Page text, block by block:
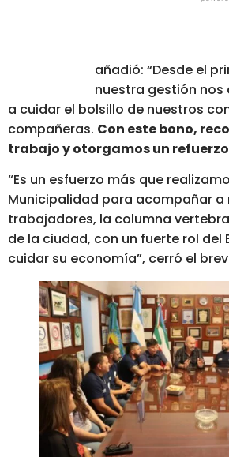
añadió: “Desde el
nuestra gestión
a cuidar el bolsillo de nuestros
compañeras. Con este bono,
trabajo y otorgamos un
“Es un esfuerzo más que
Municipalidad para acompañar a
trabajadores, la columna
de la ciudad, con un fuerte rol del
cuidar su economía”, cerró el